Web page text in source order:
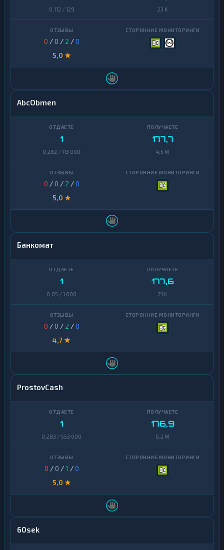
0,112 / 129 23 K
0 / 0 / 2 /0
5,0 ★
AbcObmen
1
0,282 / 113 000
177,7
4,5 M
0 / 0 / 2 /0
5,0 ★
Банкомат
1
0,05 / 1 000
177,6
21 K
0 / 0 / 2 /0
4,7 ★
ProstovCash
1
0,283 / 553 000
176,9
6,2 M
0 / 0 /1 /0
5,0 ★
60sek